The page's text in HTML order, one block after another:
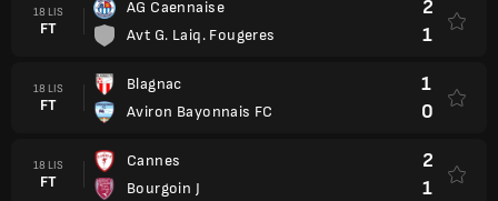
18 LIS
FT
AG Caennaise
Avt G. Laiq. Fougeres
2
1
18 LIS
FT
Blagnac
Aviron Bayonnais FC
1
0
18 LIS
FT
Cannes
Bourgoin J
2
1